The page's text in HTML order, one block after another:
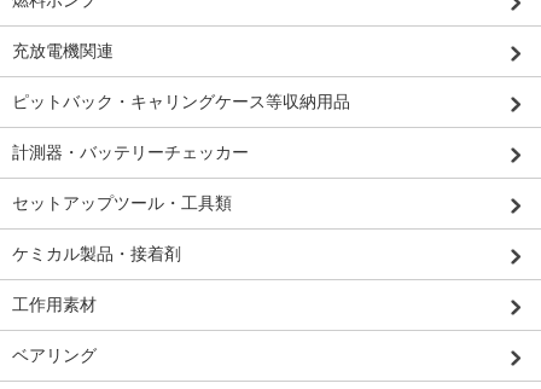
充放電機関連
ピットバック・キャリングケース等収納用品
計測器・バッテリーチェッカー
セットアップツール・工具類
ケミカル製品・接着剤
工作用素材
ベアリング